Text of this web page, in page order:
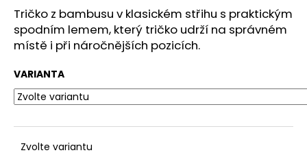
hvězdiček.
Tričko z bambusu v klasickém střihu s praktickým
spodním lemem, který tričko udrží na správném
místě i při náročnějších pozicích.
VARIANTA
Zvolte variantu
HLEDAT
D
p
o